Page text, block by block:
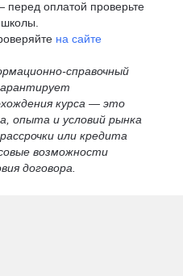
перед оплатой проверьте
на сайте
справочный
курса — это
опыта и условий рынка
или кредита
возможности
договора.